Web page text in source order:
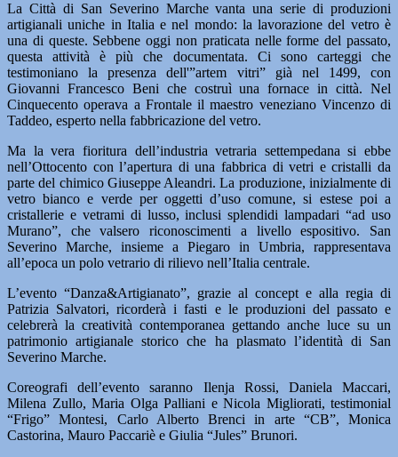
La Città di San Severino Marche vanta una serie di produzioni
artigianali uniche in Italia e nel mondo: la lavorazione del vetro è
una di queste. Sebbene oggi non praticata nelle forme del passato,
questa attività è più che documentata. Ci sono carteggi che
testimoniano la presenza dell'”artem vitri” già nel 1499, con
Giovanni Francesco Beni che costruì una fornace in città. Nel
Cinquecento operava a Frontale il maestro veneziano Vincenzo di
Taddeo, esperto nella fabbricazione del vetro.
Ma la vera fioritura dell’industria vetraria settempedana si ebbe
nell’Ottocento con l’apertura di una fabbrica di vetri e cristalli da
parte del chimico Giuseppe Aleandri. La produzione, inizialmente di
vetro bianco e verde per oggetti d’uso comune, si estese poi a
cristallerie e vetrami di lusso, inclusi splendidi lampadari “ad uso
Murano”, che valsero riconoscimenti a livello espositivo. San
Severino Marche, insieme a Piegaro in Umbria, rappresentava
all’epoca un polo vetrario di rilievo nell’Italia centrale.
L’evento “Danza&Artigianato”, grazie al concept e alla regia di
Patrizia Salvatori, ricorderà i fasti e le produzioni del passato e
celebrerà la creatività contemporanea gettando anche luce su un
patrimonio artigianale storico che ha plasmato l’identità di San
Severino Marche.
Coreografi dell’evento saranno Ilenja Rossi, Daniela Maccari,
Milena Zullo, Maria Olga Palliani e Nicola Migliorati, testimonial
“Frigo” Montesi, Carlo Alberto Brenci in arte “CB”, Monica
Castorina, Mauro Paccariè e Giulia “Jules” Brunori.